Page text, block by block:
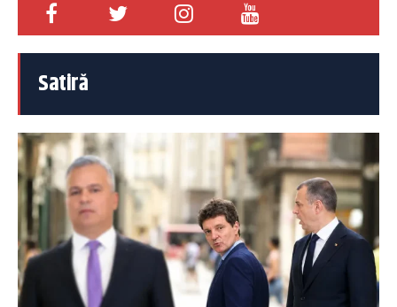
Satiră